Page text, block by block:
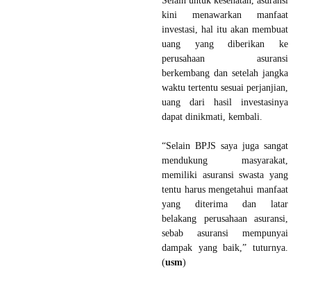
kini menawarkan manfaat
investasi, hal itu akan membuat
uang yang diberikan ke
perusahaan asuransi
berkembang dan setelah jangka
waktu tertentu sesuai perjanjian,
uang dari hasil investasinya
dapat dinikmati, kembali.
“Selain BPJS saya juga sangat
mendukung masyarakat,
memiliki asuransi swasta yang
tentu harus mengetahui manfaat
yang diterima dan latar
belakang perusahaan asuransi,
sebab asuransi mempunyai
dampak yang baik,” tuturnya.
(usm)